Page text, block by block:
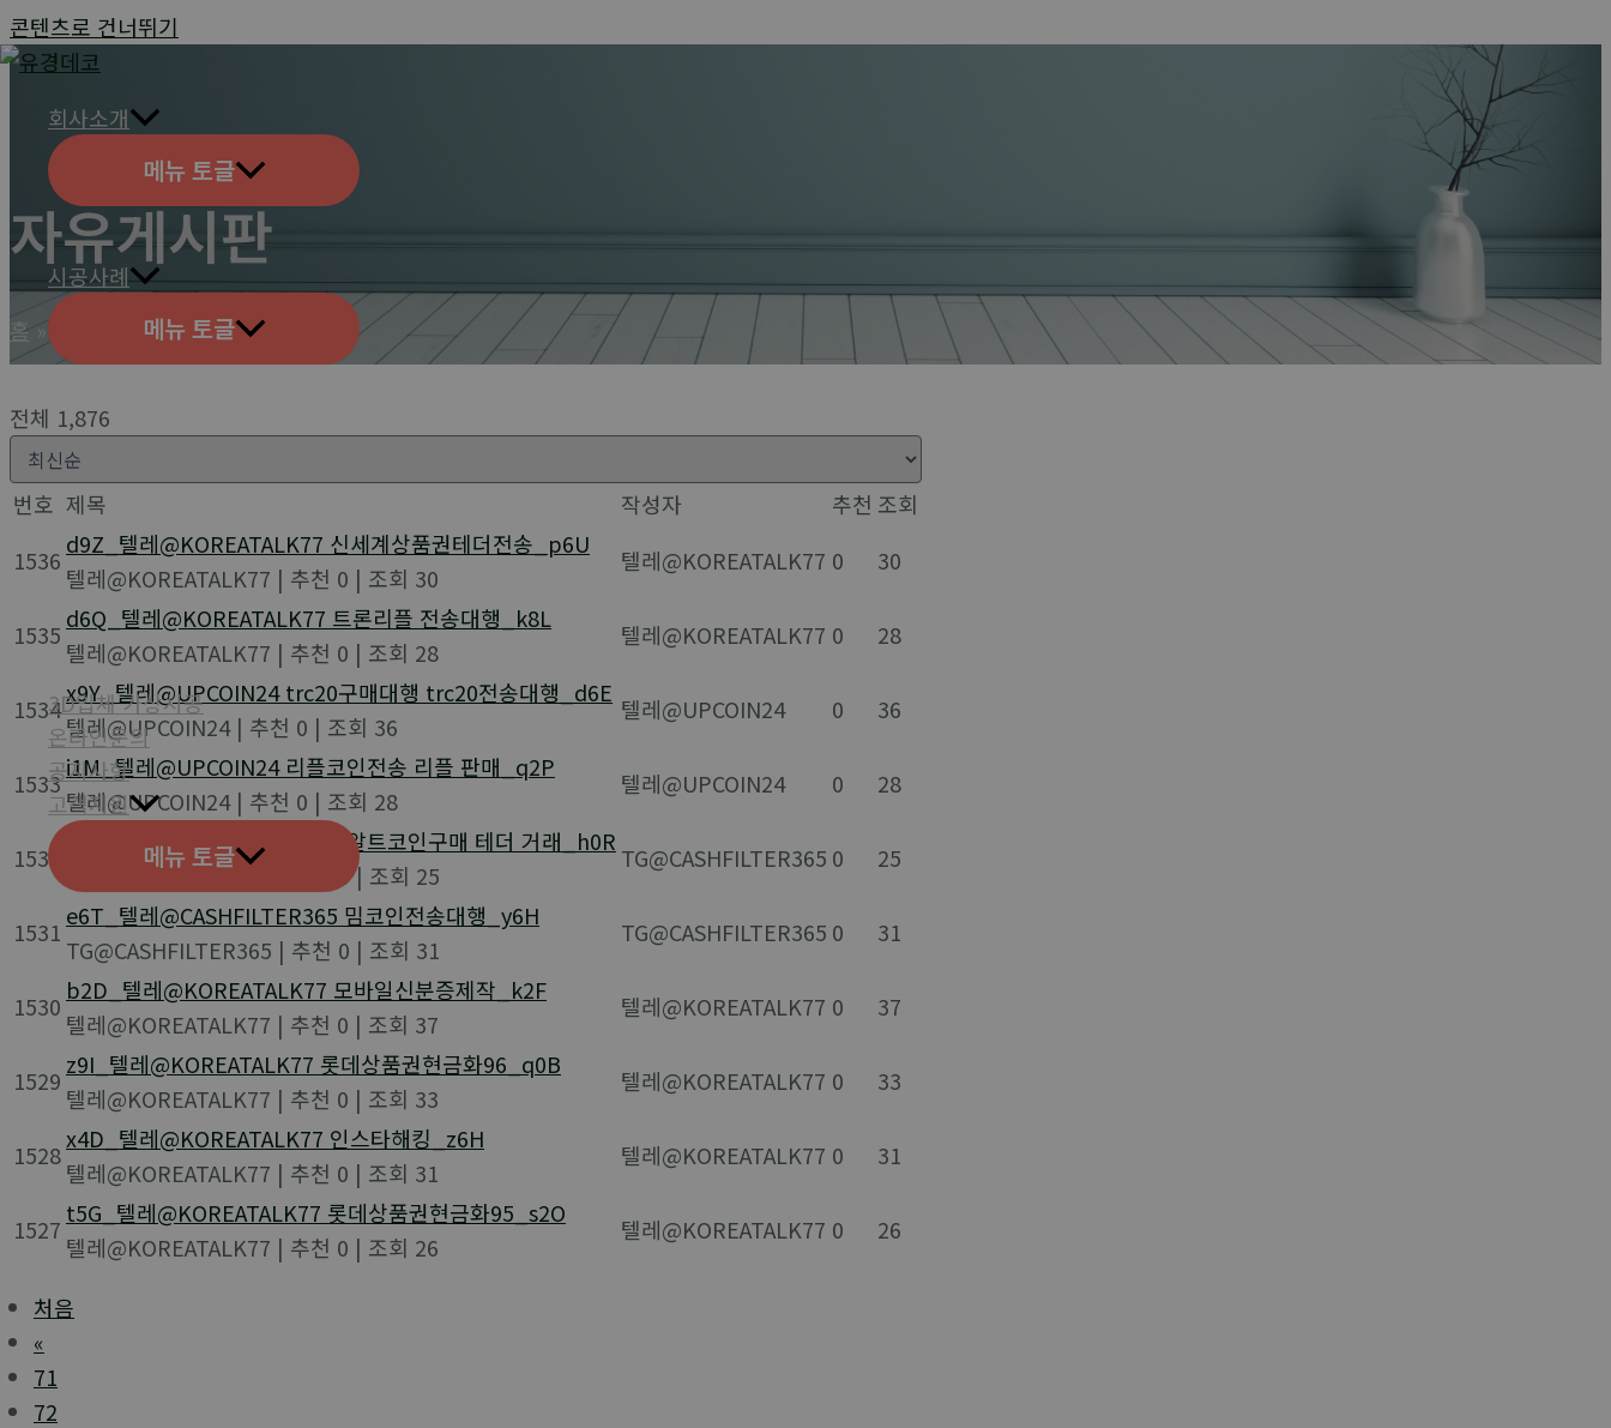
콘텐츠로 건너뛰기
회사소개
메뉴 토글
시공사례
메뉴 토글
3D입체 가상시공
온라인문의
공지사항
고객지원
메뉴 토글
자유게시판
홈 자유게시판
전체 1,876
번호 제목 작성자 추천 조회
1536
d9Z_텔레@KOREATALK77 신세계상품권테더전송_p6U
텔레@KOREATALK77 | 추천 0 | 조회 30
텔레@KOREATALK77 0 30
1535
d6Q_텔레@KOREATALK77 트론리플 전송대행_k8L
텔레@KOREATALK77 | 추천 0 | 조회 28
텔레@KOREATALK77 0 28
1534
x9Y_텔레@UPCOIN24 trc20구매대행 trc20전송대행_d6E
텔레@UPCOIN24 | 추천 0 | 조회 36
텔레@UPCOIN24 0 36
1533
i1M_텔레@UPCOIN24 리플코인전송 리플 판매_q2P
텔레@UPCOIN24 | 추천 0 | 조회 28
텔레@UPCOIN24 0 28
1532
d6D_텔레@CASHFILTER365 알트코인구매 테더 거래_h0R
TG@CASHFILTER365
추천 0| 조회 25
TG@CASHFILTER365 0 25
1531
e6T_텔레@CASHFILTER365 밈코인전송대행_y6H
TG@CASHFILTER365 | 추천 0 | 조회 31
TG@CASHFILTER365 0 31
1530
b2D_텔레@KOREATALK77 모바일신분증제작_k2F
텔레@KOREATALK77 | 추천 0 | 조회 37
텔레@KOREATALK77 0 37
1529
z9I_텔레@KOREATALK77 롯데상품권현금화96_q0B
텔레@KOREATALK77 | 추천 0 | 조회 33
텔레@KOREATALK77 0 33
1528
x4D_텔레@KOREATALK77 인스타해킹_z6H
텔레@KOREATALK77 | 추천 0 | 조회 31
텔레@KOREATALK77 0 31
1527
t5G_텔레@KOREATALK77 롯데상품권현금화95_s2O
텔레@KOREATALK77 | 추천 0 | 조회 26
텔레@KOREATALK77 0 26
처음
«
71
72